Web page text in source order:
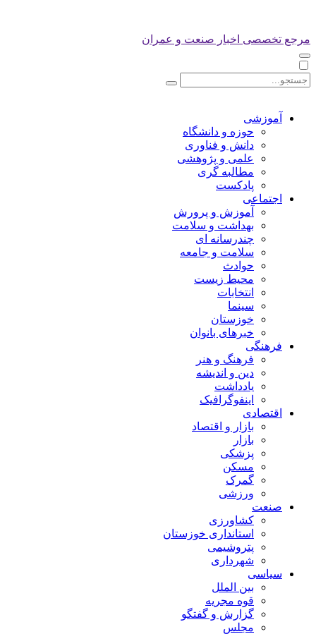
مرجع تخصصی اخبار صنعت و عمران
آموزشی
حوزه و دانشگاه
دانش و فناوری
علمی و پژوهشی
مطالبه گری
پادکست
اجتماعی
آموزش و پرورش
بهداشت و سلامت
چندرسانه ای
سلامت و جامعه
حوادث
محیط زیست
انتخابات
سینما
خوزستان
خبرهای بانوان
فرهنگی
فرهنگ و هنر
دین و اندیشه
یادداشت
اینفوگرافیک
اقتصادی
بازار و اقتصاد
بازار
پزشکی
مسکن
گمرک
ورزشی
صنعت
کشاورزی
استانداری خوزستان
پتروشیمی
شهرداری
سیاسی
بین الملل
قوه مجریه
گزارش و گفتگو
مجلس